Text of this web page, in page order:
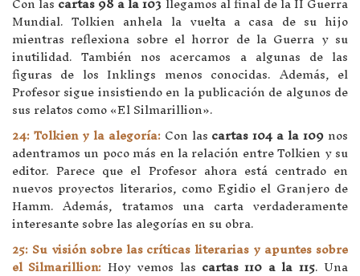
Mundial. Tolkien anhela la vuelta a casa de su hijo
mientras reflexiona sobre el horror de la Guerra y su
inutilidad. También nos acercamos a algunas de las
figuras de los Inklings menos conocidas. Además, el
Profesor sigue insistiendo en la publicación de algunos de
sus relatos como «El Silmarillion».
24: Tolkien y la alegoría:Con lascartas 104 a la 109nos
adentramos un poco más en la relación entre Tolkien y su
editor. Parece que el Profesor ahora está centrado en
nuevos proyectos literarios, como Egidio el Granjero de
Hamm. Además, tratamos una carta verdaderamente
interesante sobre las alegorías en su obra.
25: Su visión sobre las críticas literarias y apuntes sobre
el Silmarillion: Hoy vemos las cartas 110 a la 115. Una